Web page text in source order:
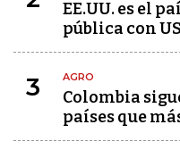
EE.UU. es el
pública con
3 AGRO
Colombia
países que